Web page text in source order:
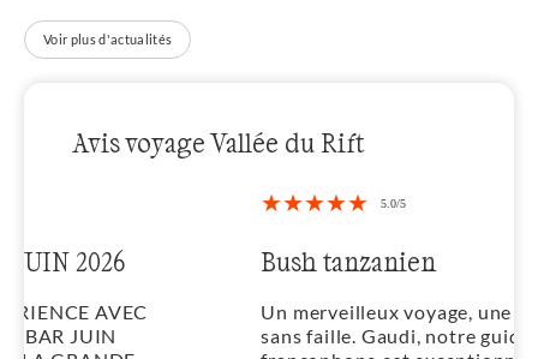
Voir plus d'actualités
Avis voyage Vallée du Rift
Bush tanzanien
Un merveilleux voyage, une organisation
sans faille. Gaudi, notre guide